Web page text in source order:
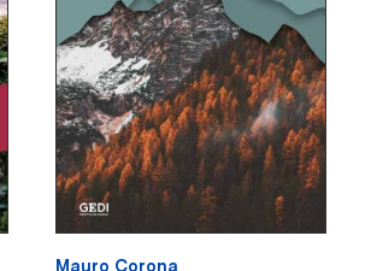
Mauro Corona